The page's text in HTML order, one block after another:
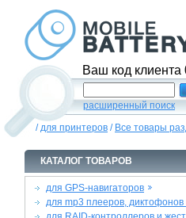
Ваш код клиента
расширенный поиск
/для принтеров / Все товары
КАТАЛОГ ТОВАРОВ
для GPS-навигаторов
для mp3 плееров, диктофонов